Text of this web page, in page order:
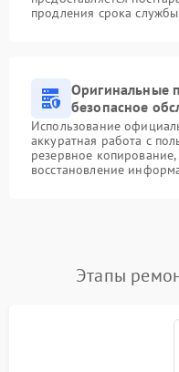
продления срока
Оригинальные
безопасное
Использование
аккуратная работа с
резервное
восстановление
Этапы